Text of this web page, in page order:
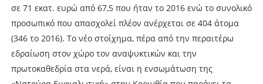
σε 71 εκατ. ευρώ από 67,5 που ήταν το 2016 ενώ το συνολικό
προσωπικό που απασχολεί πλέον ανέρχεται σε 404 άτομα
(346 το 2016). Το νέο στοίχημα, πέρα από την περαιτέρω
εδραίωση στον χώρο τον αναψυκτικών και την
πρωτοκαθεδρία στα νερά, είναι η ενσωμάτωση της